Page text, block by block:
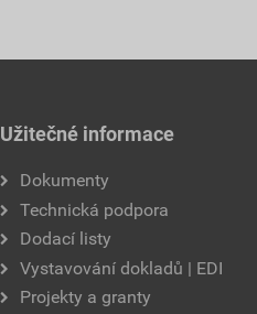
Užitečné informace
Dokumenty
Technická podpora
Dodací listy
Vystavování dokladů | EDI
Projekty a granty